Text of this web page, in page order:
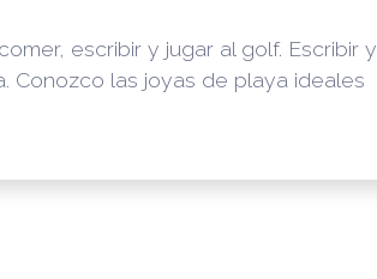
escribir y jugar al golf. Escribir y
Conozco las joyas de playa ideales